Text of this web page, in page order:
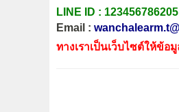
LINE ID : 123456786205
Email :
ทางเราเป็นเว็บไซต์ให้ข้อ